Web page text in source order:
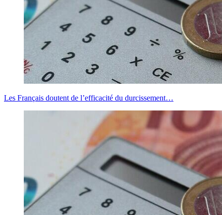
Les Français doutent de l’efficacité du durcissement…